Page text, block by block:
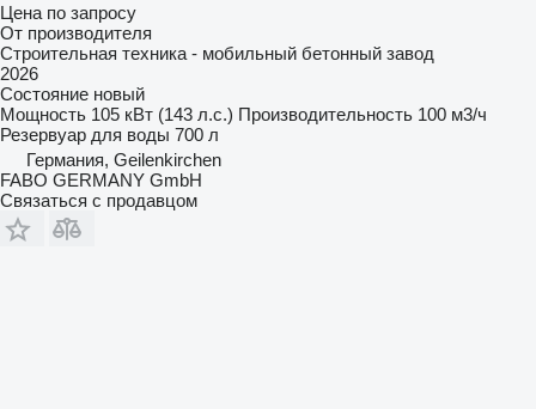
Цена по запросу
От производителя
Строительная техника - мобильный бетонный завод
2026
Состояние новый
Мощность 105 кВт (143 л.с.) Производительность 100 м3/ч
Резервуар для воды 700 л
Германия, Geilenkirchen
FABO GERMANY GmbH
Связаться с продавцом